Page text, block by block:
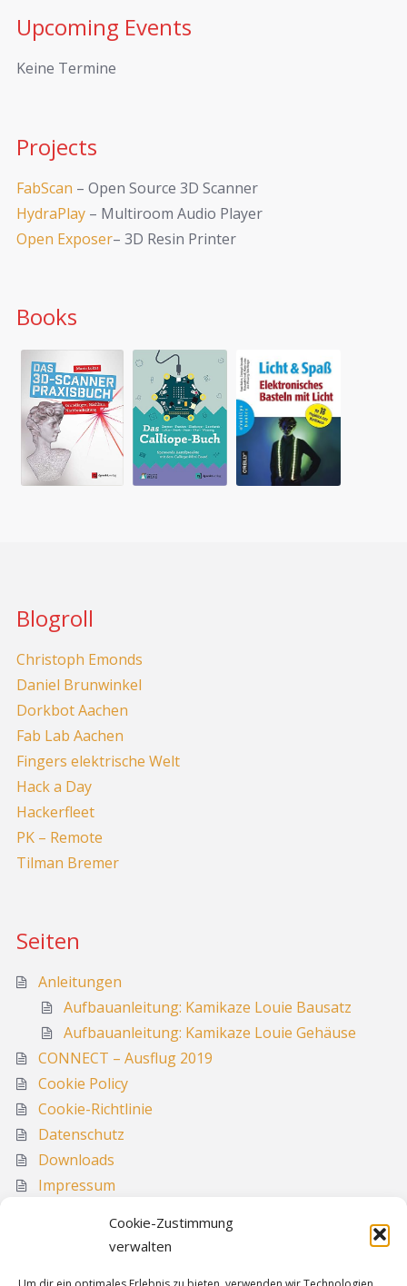
Cookie-Zustimmung
verwalten
Upcoming Events
Keine Termine
Projects
FabScan – Open Source 3D Scanner
HydraPlay – Multiroom Audio Player
Open Exposer– 3D Resin Printer
Books
Blogroll
Christoph Emonds
Daniel Brunwinkel
Dorkbot Aachen
Fab Lab Aachen
Fingers elektrische Welt
Hack a Day
Hackerfleet
PK – Remote
Tilman Bremer
Seiten
Anleitungen
Aufbauanleitung: Kamikaze Louie Bausatz
Aufbauanleitung: Kamikaze Louie Gehäuse
CONNECT – Ausflug 2019
Cookie Policy
Cookie-Richtlinie
Datenschutz
Downloads
Impressum